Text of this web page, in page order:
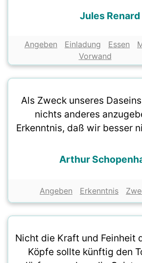
Jules Renard
Angeben Einladung Essen
Vorwand
Als Zweck unseres
nichts anderes
Erkenntnis, daß wir besser
Arthur
Angeben Erkenntnis
Nicht die Kraft und Feinheit
Köpfe sollte künftig den